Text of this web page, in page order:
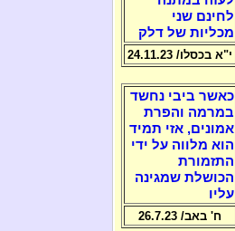
לחינם שני
מכליות של דלק
י"א בכסלו/ 24.11.23
כאשר ביבי נחשד
במרמה והפרת
אמונים, אזי תמיד
הוא מלווה על ידי
התזמורת
הכושלת שמגינה
עליו
ח' באב/ 26.7.23